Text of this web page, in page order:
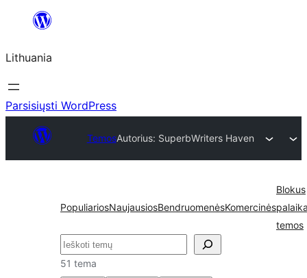
turinio
Lithuania
Parsisiųsti WordPress
TemosAutorius: SuperbWriters Haven
PopuliariosNaujausiosBendruomenėsKomercinės
Blokus
temos
Paieška
51 tema